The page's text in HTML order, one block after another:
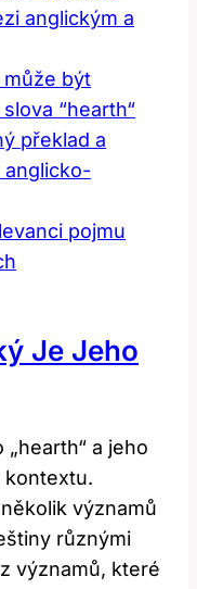
anglickým a
být
‌“hearth“
překlad a
pojmu
Je Jeho
a jeho
kontextu.
‌významů
různými
významů, které⁣